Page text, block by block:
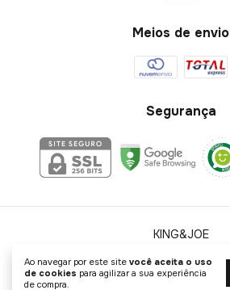
Ao navegar por este site você aceita o uso
de cookies para agilizar a sua experiência
de compra.
Meios de envio
Segurança
KING&JOE